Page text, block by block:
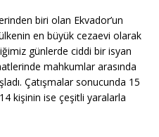
biri olan Ekvador’un
en büyük cezaevi olarak
günlerde ciddi bir isyan
mahkumlar arasında
Çatışmalar sonucunda 15
kişinin ise çeşitli yaralarla